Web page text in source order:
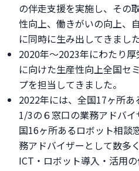
の伴走支援を実施し、その
性向上、働きがいの向上、
に同時に生み出してきました
2020年〜2023年にわたり
に向けた生産性向上全国セ
プを担当してきました。
2022年には、全国17ヶ所
1/3の６窓口の業務アドバ
国16ヶ所あるロボット相談
務アドバイザーとして数多
ICT・ロボット導入・活用